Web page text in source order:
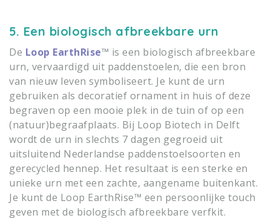
5. Een biologisch afbreekbare urn
De Loop EarthRise™ is een biologisch afbreekbare
urn, vervaardigd uit paddenstoelen, die een bron
van nieuw leven symboliseert. Je kunt de urn
gebruiken als decoratief ornament in huis of deze
begraven op een mooie plek in de tuin of op een
(natuur)begraafplaats. Bij Loop Biotech in Delft
wordt de urn in slechts 7 dagen gegroeid uit
uitsluitend Nederlandse paddenstoelsoorten en
gerecycled hennep. Het resultaat is een sterke en
unieke urn met een zachte, aangename buitenkant.
Je kunt de Loop EarthRise™ een persoonlijke touch
geven met de biologisch afbreekbare verfkit.